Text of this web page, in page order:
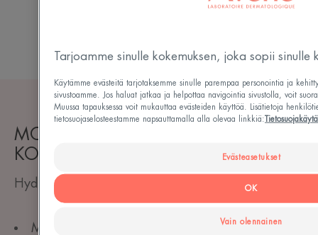
MONIPUOLISESTI SUOJAAVA
KOSTEUTTAVA HOITOTUOTE
Hydrating Cream and Emulsion SPF 30
Monipuolisesti suojaava kosteuttava vaikutus
Tarjoamme sinulle kokemuksen, joka sopii sinulle
Käytämme evästeitä tarjotaksemme sinulle parempaa personointia ja
sivustoamme. Jos haluat jatkaa ja helpottaa navigointia sivustolla, voit
Muussa tapauksessa voit mukauttaa evästeiden käyttöä. Lisätietoja
tietosuojaselosteestamme napsauttamalla alla olevaa linkkiä:
Evästeasetukset
Vain olennainen
OK